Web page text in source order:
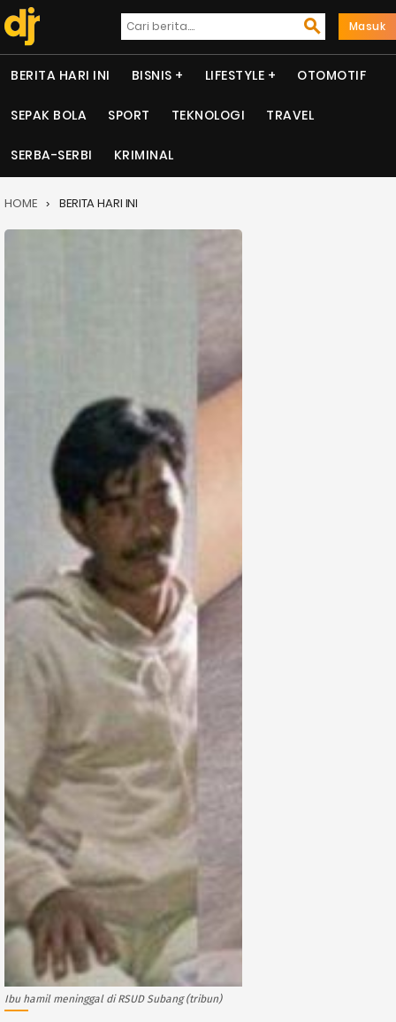
Masuk
BERITA HARI INI BISNIS LIFESTYLE OTOMOTIF
SEPAK BOLA SPORT TEKNOLOGI TRAVEL
SERBA-SERBI KRIMINAL
HOME BERITA HARI INI
Ibu hamil meninggal di RSUD Subang (tribun)